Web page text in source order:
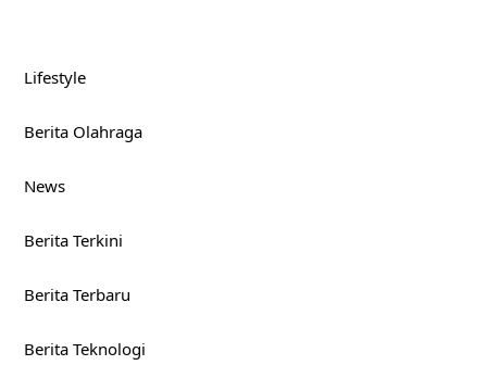
Lifestyle
Berita Olahraga
News
Berita Terkini
Berita Terbaru
Berita Teknologi